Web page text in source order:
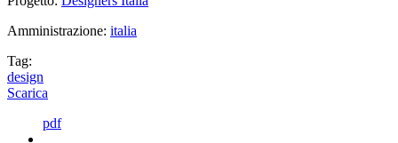
Amministrazione: italia
Tag:
design
Scarica
pdf